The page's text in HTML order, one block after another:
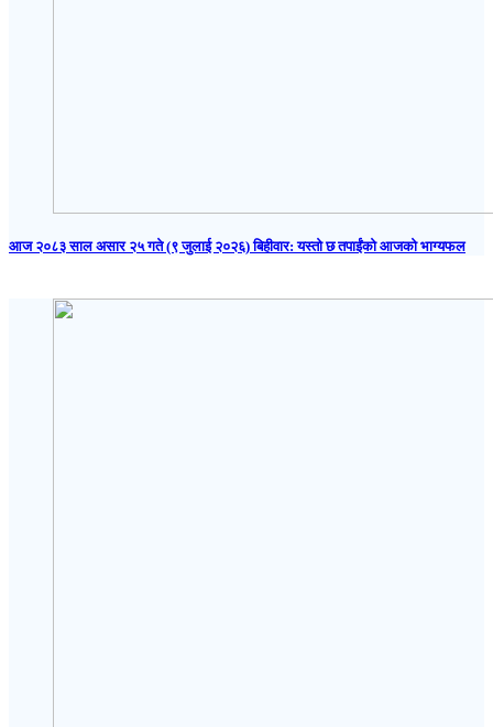
आज २०८३ साल असार २५ गते (९ जुलाई २०२६) बिहीवार: यस्तो छ तपाईंको आजको भाग्यफल